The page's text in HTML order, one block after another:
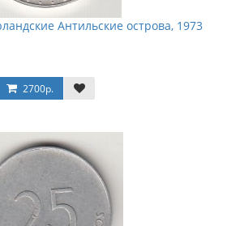
Антильские острова, 1973
2700р.